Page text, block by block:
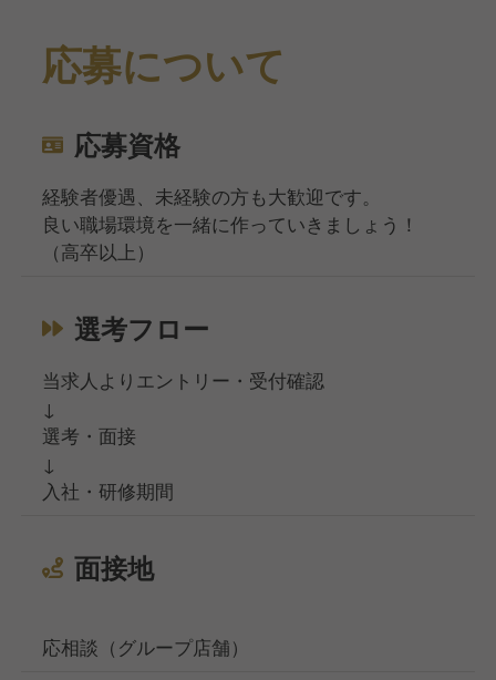
応募について
応募資格
経験者優遇、未経験の方も大歓迎です。
良い職場環境を一緒に作っていきましょう！
（高卒以上）
選考フロー
当求人よりエントリー・受付確認
↓
選考・面接
↓
入社・研修期間
面接地
応相談（グループ店舗）